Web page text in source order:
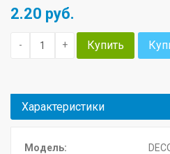
2.20 руб.
- + Купить
Характеристики
Модель: